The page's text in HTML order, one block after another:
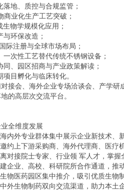
地、质控与合规监管；
业化生产工艺突破；
物学规模化应用；
环保改造；
际注册与全球市场布局；
次性工艺替代传统不锈钢设备；
、园区招商与产业政策解读；
目孵化与临床转化。
接会、海外企业专场洽谈会、产学
的高层次交流平台。
全维度发展
内外专业群体集中展示企业新技术、
约上下游采购商、海外代理商、医疗
对接院士专家、行业领 军人才，掌握
企业、高校、科研院所合作通道，推
物医药园区集中推介，吸引优质生物
外生物制药双向交流渠道，助力本土